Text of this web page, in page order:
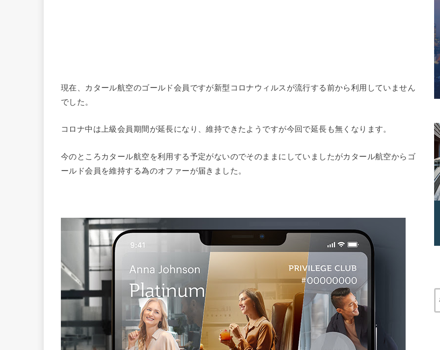
現在、カタール航空のゴールド会員ですが新型コロナウィルスが流行する前から利用していません
でした。
コロナ中は上級会員期間が延長になり、維持できたようですが今回で延長も無くなります。
今のところカタール航空を利用する予定がないのでそのままにしていましたがカタール航空からゴ
ールド会員を維持する為のオファーが届きました。